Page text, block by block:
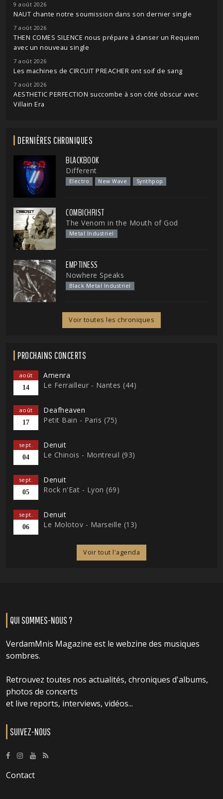
9 août 2026
NAUT chante notre soumission dans son dernier single
7 août 2026
THEN COMES SILENCE nous prépare à danser un Requiem
avec un nouveau single
7 août 2026
Les machines de CIRCUIT PREACHER ont soif de sang
7 août 2026
AESTHETIC PERFECTION succombe à son côté obscur avec
Villain Era
DERNIÈRES CHRONIQUES
BLACKBOOK
Different
Electro New Wave Synthpop
COMBICHRIST
The Venom in the Mouth of God
Metal Industriel
EMPTINESS
Nowhere Speaks
Black Metal Industriel
Voir toutes les chroniques
PROCHAINS CONCERTS
août
14
Amenra
Le Ferrailleur - Nantes (44)
août
17
Deafheaven
Petit Bain - Paris (75)
sept.
04
Denuit
Le Chinois - Montreuil (93)
sept.
05
Denuit
Rock n'Eat - Lyon (69)
sept.
06
Denuit
Le Molotov - Marseille (13)
Voir tout l'agenda
QUI SOMMES-NOUS ?
VerdamMnis Magazine est le webzine des musiques
sombres.
Retrouvez toutes nos actualités, chroniques d'albums,
photos de concerts
et live reports, interviews, vidéos...
SUIVEZ-NOUS
Contact